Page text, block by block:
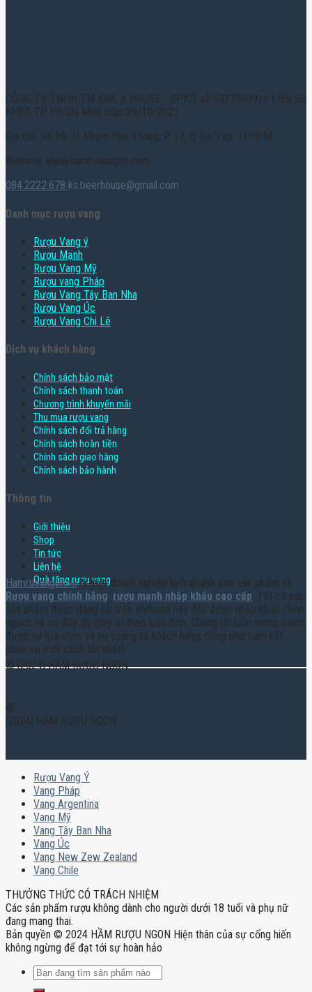
CÔNG TY TNHH TM XNK K HOUSE - GPKD số 0317003916 | Bởi Sở
KHĐT TP. Hồ Chí Minh cấp: 29/10/2021
Địa chỉ: Số 69-71 Phạm Huy Thông, P. 17, Q. Gò Vấp, TPHCM
Website: www.hamruoungon.com
084.2222.678 ks.beerhouse@gmail.com
Danh mục rượu vang
Rượu Vang ý
Rượu Mạnh
Rượu Vang Mỹ
Rượu vang Pháp
Rượu Vang Tây Ban Nha
Rượu Vang Úc
Rượu Vang Chi Lê
Dịch vụ khách hàng
Chính sách bảo mật
Chính sách thanh toán
Chương trình khuyến mãi
Thu mua rượu vang
Chính sách đổi trả hàng
Chính sách hoàn tiền
Chính sách giao hàng
Chính sách bảo hành
Thông tin
Giới thiệu
Shop
Tin tức
Liên hệ
Quà tặng rượu vang
Hamruoungon.vnlà một doanh nghiệp kinh doanh các sản phẩm về
Rượu vang chính hãng, rượu mạnh nhập khẩu cao cấp. Tất cả các
sản phẩm được đăng tải trên Website này đều được nhập khẩu chính
ngạch và có đầy đủ giấy tờ theo luật định. Chúng tôi luôn mong muốn
được sự lựa chọn và tin tưởng từ khách hàng, cũng như cam kết
phục vụ một cách tốt nhất!
© [2024] HẦM RƯỢU NGON
©
[2024] HẦM RƯỢU NGON
Rượu Vang Ý
Vang Pháp
Vang Argentina
Vang Mỹ
Vang Tây Ban Nha
Vang Úc
Vang New Zew Zealand
Vang Chile
THƯỞNG THỨC CÓ TRÁCH NHIỆM
Các sản phẩm rượu không dành cho người dưới 18 tuổi và phụ nữ
đang mang thai.
Bản quyền © 2024 HẦM RƯỢU NGON Hiện thân của sự cống hiến
không ngừng để đạt tới sự hoàn hảo
Tìm
kiếm: